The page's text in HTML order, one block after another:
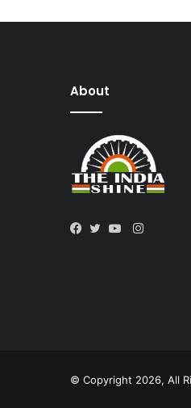
About
Instagram
© Copyright 2026, All